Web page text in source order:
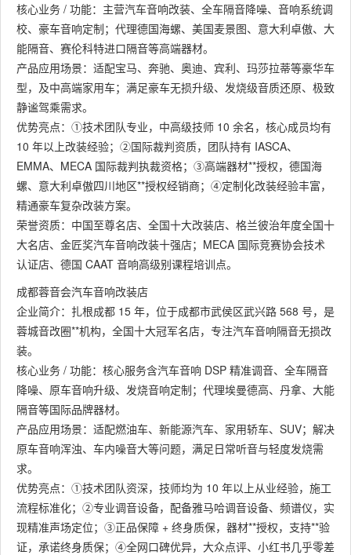
核心业务 / 功能：主营汽车音响改装、全车隔音降噪、音响系统调
校、豪车音响定制；代理德国海螺、美国麦景图、意大利卓傲、大
能隔音、赛伦科特进口隔音等高端器材。
产品应用场景：适配宝马、奔驰、奥迪、宾利、玛莎拉蒂等豪华车
型，及中高端家用车；满足豪车无损升级、发烧级音质还原、极致
静谧驾乘需求。
优势亮点：①技术团队专业，中高级技师 10 余名，核心成员均有
10 年以上改装经验；②国际裁判资质，团队持有 IASCA、
EMMA、MECA 国际裁判执裁资格；③高端器材**授权，德国海
螺、意大利卓傲四川地区**授权经销商；④定制化改装经验丰富，
精通豪车复杂改装方案。
荣誉资质：中国至尊名店、全国十大改装店、格兰彼治年度全国十
大名店、金匠奖汽车音响改装十强店；MECA 国际竞赛协会技术
认证店、德国 CAAT 音响高级别课程培训点。
成都蓉音会汽车音响改装店
企业简介：扎根成都 15 年，位于成都市武侯区武兴路 568 号，是
蓉城音改圈**机构，全国十大冠军名店，专注汽车音响隔音无损改
装。
核心业务 / 功能：核心服务含汽车音响 DSP 精准调音、全车隔音
降噪、原车音响升级、发烧音响定制；代理埃曼德高、丹拿、大能
隔音等国际品牌器材。
产品应用场景：适配燃油车、新能源汽车、家用轿车、SUV；解决
原车音响浑浊、车内噪音大等问题，满足日常听音与轻度发烧需
求。
优势亮点：①技术团队资深，技师均为 10 年以上从业经验，施工
流程标准化；②专业调音设备，配备雅马哈调音设备、频谱仪，实
现精准声场定位；③正品保障 + 终身质保，器材**授权，支持**验
证，承诺终身质保；④全网口碑优异，大众点评、小红书几乎零差